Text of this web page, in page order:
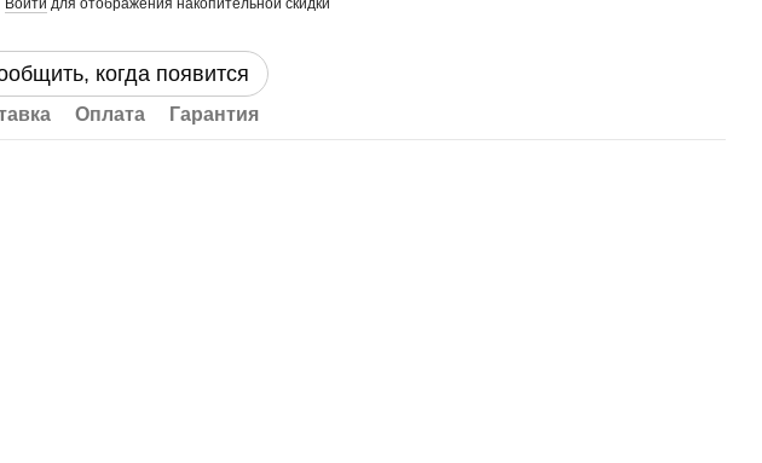
когда появится
Оплата Гарантия